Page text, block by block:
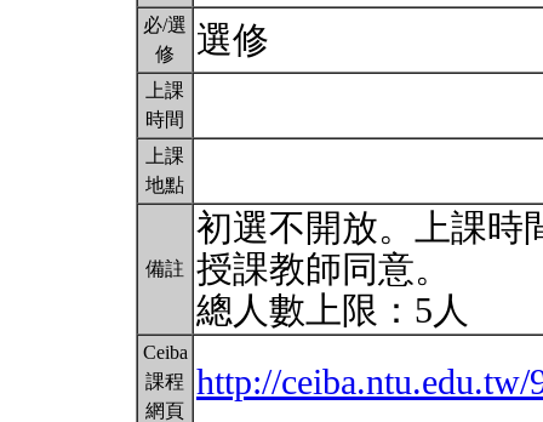
必/選
修
選修
上課
時間
上課
地點
備註
初選不開放。上課時
授課教師同意。
總人數上限：5人
Ceiba
課程
網頁
http://